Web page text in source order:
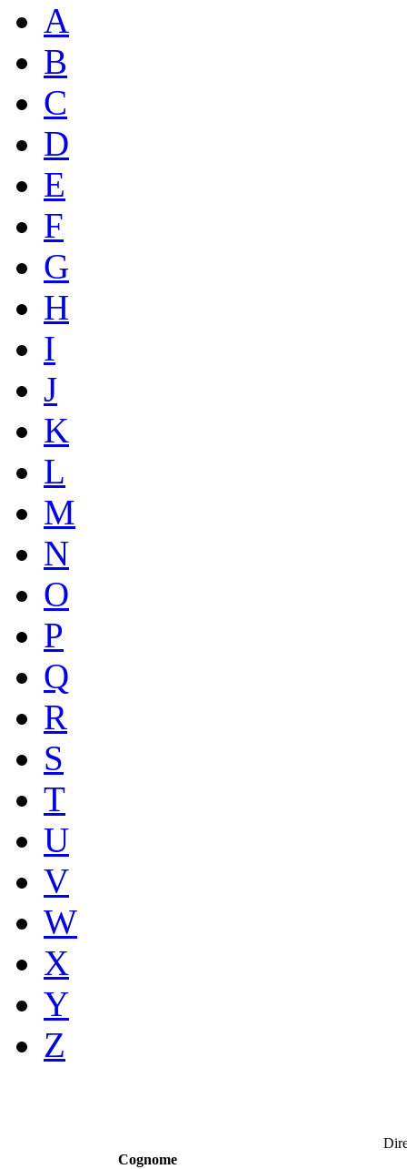
A
B
C
D
E
F
G
H
I
J
K
L
M
N
O
P
Q
R
S
T
U
V
W
X
Y
Z
Cognome